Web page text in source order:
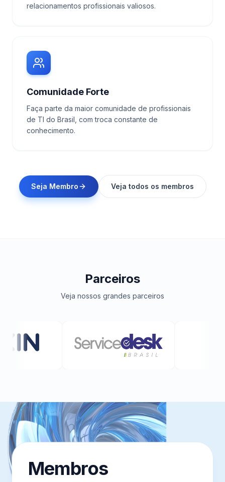
relacionamentos profissionais valiosos.
Comunidade Forte
Faça parte da maior comunidade de profissionais
de TI do Brasil, com troca constante de
conhecimento.
Seja Membro Veja todos os membros
Parceiros
Veja nossos grandes parceiros
Membros